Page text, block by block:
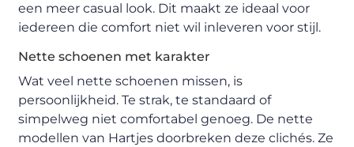
een meer casual look. Dit maakt ze ideaal voor
iedereen die comfort niet wil inleveren voor stijl.
Nette schoenen met karakter
Wat veel nette schoenen missen, is
persoonlijkheid. Te strak, te standaard of
simpelweg niet comfortabel genoeg. De nette
modellen van Hartjes doorbreken deze clichés. Ze